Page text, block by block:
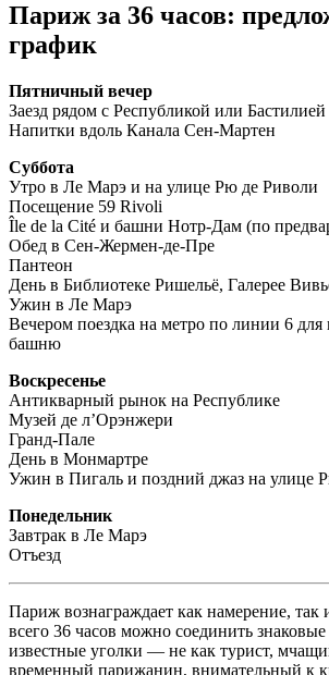
Париж за 36 часов:
график
Пятничный вечер
Заезд рядом с Республикой или Бастилией
Напитки вдоль Канала Сен-Мартен
Суббота
Утро в Ле Марэ и на улице Рю де Риволи
Посещение 59 Rivoli
Île de la Cité и башни Нотр-Дам (по
Обед в Сен-Жермен-де-Пре
Пантеон
День в Библиотеке Ришельё, Галерее
Ужин в Ле Марэ
Вечером поездка на метро по линии 6
башню
Воскресенье
Антикварный рынок на Республике
Музей де л’Орэнжери
Гранд-Пале
День в Монмартре
Ужин в Пигаль и поздний джаз на улице
Понедельник
Завтрак в Ле Марэ
Отъезд
Париж вознаграждает как намерение, так
всего 36 часов можно соединить
известные уголки — не как турист,
временный парижанин, внимательный к